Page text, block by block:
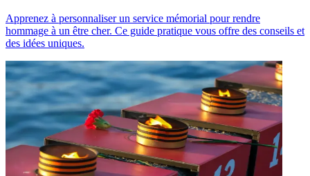
Apprenez à personnaliser un service mémorial pour rendre
hommage à un être cher. Ce guide pratique vous offre des conseils et
des idées uniques.